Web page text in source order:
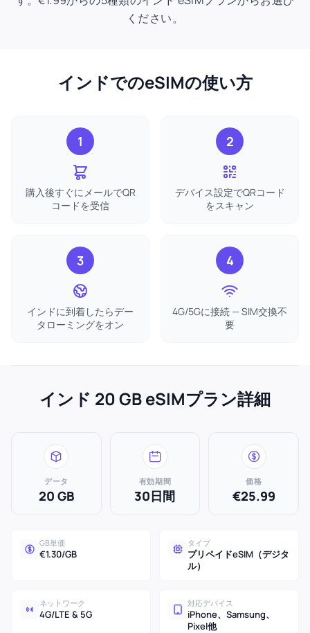
ください。
インドでのeSIMの使い方
1
購入後すぐにメールでQR
コードを受信
2
デバイス設定でQRコード
をスキャン
3
インドに到着したらデー
タローミングをオン
4
4G/5Gに接続 — SIM交換不
要
インド 20 GB eSIMプラン詳細
データ
20 GB
有効期間
30日間
価格
€25.99
GB単価
€1.30/GB
タイプ
プリペイドeSIM（デジタ
ル）
ネットワーク
4G/LTE & 5G
対応デバイス
iPhone、Samsung、
Pixel他